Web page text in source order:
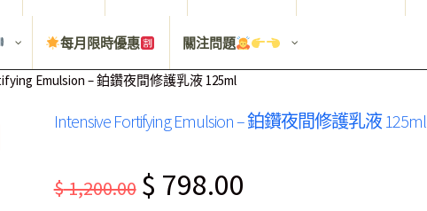
每月限時優惠 關注問題
Emulsion – 鉑鑽夜間修護乳液 125ml
Intensive Fortifying Emulsion – 鉑鑽夜間修護乳液 125ml
$1,200.00 Original
$ 798.00